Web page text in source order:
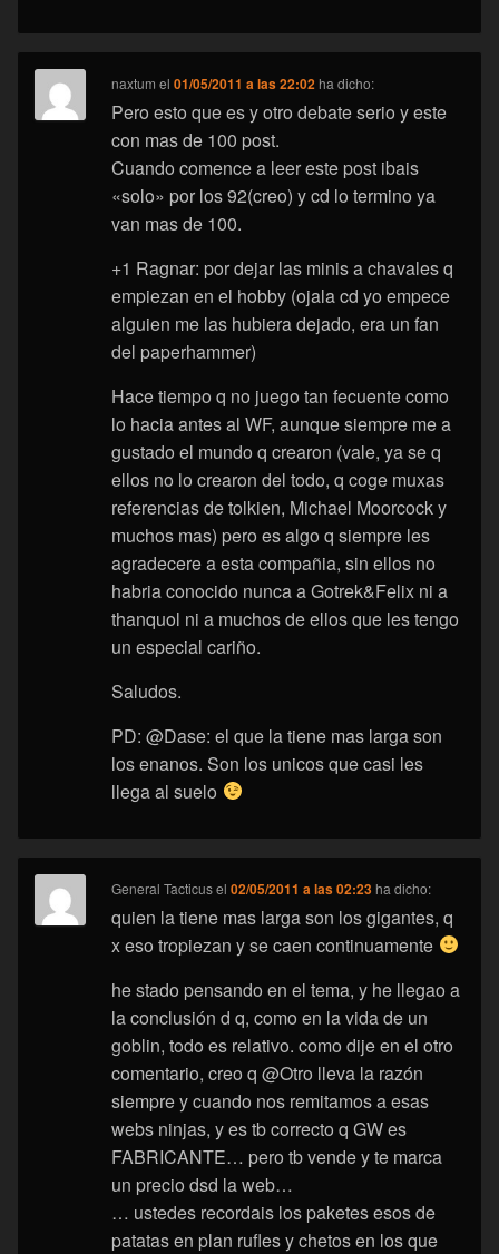
naxtum el01/05/2011 a las 22:02 ha dicho:
Pero esto que es y otro debate serio y este
con mas de 100 post.
Cuando comence a leer este post ibais
«solo» por los 92(creo) y cd lo termino ya
van mas de 100.
+1 Ragnar: por dejar las minis a chavales q
empiezan en el hobby (ojala cd yo empece
alguien me las hubiera dejado, era un fan
del paperhammer)
Hace tiempo q no juego tan fecuente como
lo hacia antes al WF, aunque siempre me a
gustado el mundo q crearon (vale, ya se q
ellos no lo crearon del todo, q coge muxas
referencias de tolkien, Michael Moorcock y
muchos mas) pero es algo q siempre les
agradecere a esta compañia, sin ellos no
habria conocido nunca a Gotrek&Felix ni a
thanquol ni a muchos de ellos que les tengo
un especial cariño.
Saludos.
PD: @Dase: el que la tiene mas larga son
los enanos. Son los unicos que casi les
llega al suelo
General Tacticusel02/05/2011 a las 02:23 ha dicho:
quien la tiene mas larga son los gigantes, q
x eso tropiezan y se caen continuamente
he stado pensando en el tema, y he llegao a
la conclusión d q, como en la vida de un
goblin, todo es relativo. como dije en el otro
comentario, creo q @Otro lleva la razón
siempre y cuando nos remitamos a esas
webs ninjas, y es tb correcto q GW es
FABRICANTE… pero tb vende y te marca
un precio dsd la web…
… ustedes recordais los paketes esos de
patatas en plan rufles y chetos en los que